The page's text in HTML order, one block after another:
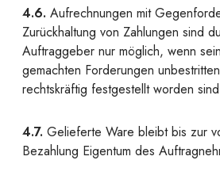
4.6. Aufrechnungen mit
Zurückhaltung von Zahlungen sind
Auftraggeber nur möglich, wenn
gemachten Forderungen
rechtskräftig festgestellt worden
4.7. Gelieferte Ware bleibt bis zur
Bezahlung Eigentum des